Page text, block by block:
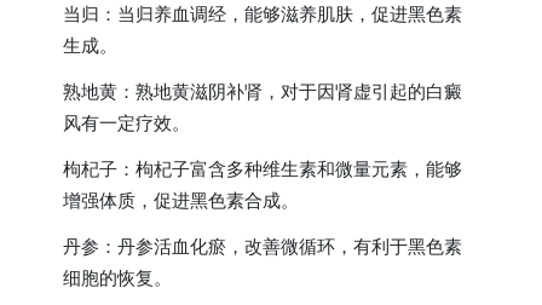
当归：当归养血调经，能够滋养肌肤，促进黑色素
生成。
熟地黄：熟地黄滋阴补肾，对于因肾虚引起的白癜
风有一定疗效。
枸杞子：枸杞子富含多种维生素和微量元素，能够
增强体质，促进黑色素合成。
丹参：丹参活血化瘀，改善微循环，有利于黑色素
细胞的恢复。